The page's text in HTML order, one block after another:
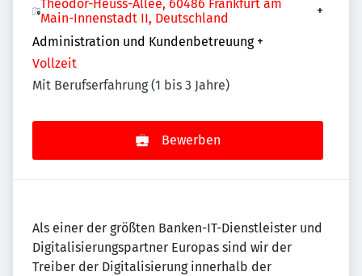
Theodor-Heuss-Allee, 60486 Frankfurt am
Main-Innenstadt II, Deutschland
+
Administration und Kundenbetreuung +
Vollzeit
Mit Berufserfahrung (1 bis 3 Jahre)
Bewerben
Als einer der größten Banken-IT-Dienstleister und
Digitalisierungspartner Europas sind wir der
Treiber der Digitalisierung innerhalb der